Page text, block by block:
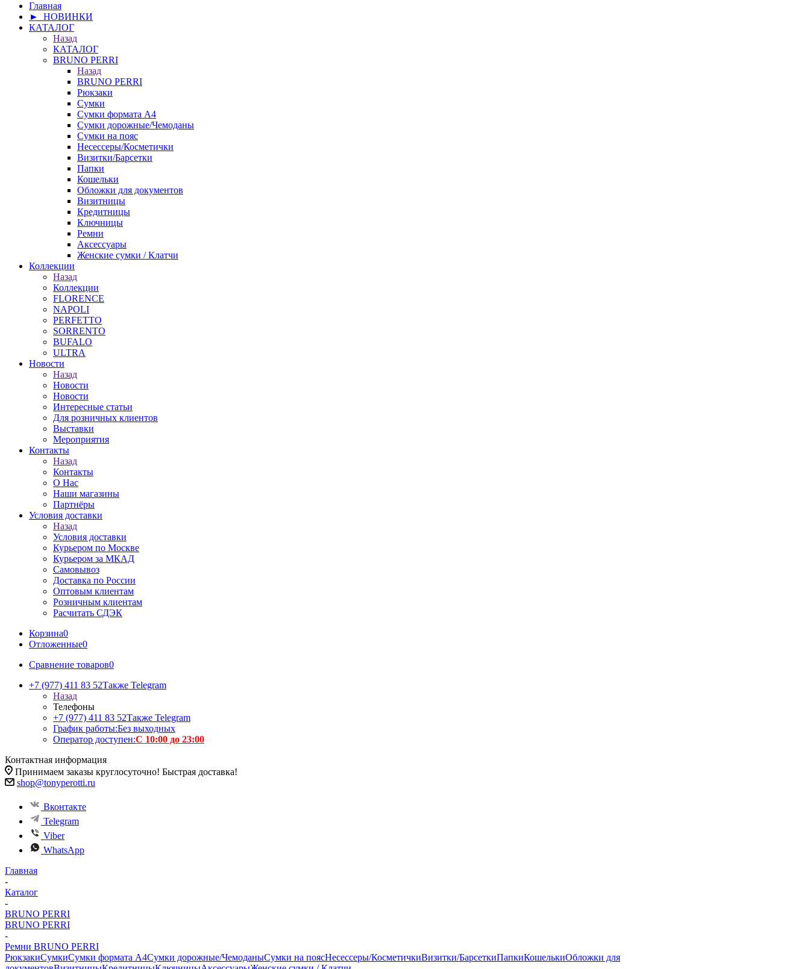
Главная
► НОВИНКИ
КАТАЛОГ
Назад
КАТАЛОГ
BRUNO PERRI
Назад
BRUNO PERRI
Рюкзаки
Сумки
Сумки формата А4
Сумки дорожные/Чемоданы
Сумки на пояс
Несессеры/Косметички
Визитки/Барсетки
Папки
Кошельки
Обложки для документов
Визитницы
Кредитницы
Ключницы
Ремни
Аксессуары
Женские сумки / Клатчи
Коллекции
Назад
Коллекции
FLORENCE
NAPOLI
PERFETTO
SORRENTO
BUFALO
ULTRA
Новости
Назад
Новости
Новости
Интересные статьи
Для розничных клиентов
Выставки
Мероприятия
Контакты
Назад
Контакты
О Нас
Наши магазины
Партнёры
Условия доставки
Назад
Условия доставки
Курьером по Москве
Курьером за МКАД
Самовывоз
Доставка по России
Оптовым клиентам
Розничным клиентам
Расчитать СДЭК
Корзина0
Отложенные0
Сравнение товаров0
+7 (977) 411 83 52Также Telegram
Назад
Телефоны
+7 (977) 411 83 52Также Telegram
График работы:Без выходных
Оператор доступен:С 10:00 до 23:00
Контактная информация
Принимаем заказы круглосуточно! Быстрая доставка!
shop@tonyperotti.ru
Вконтакте
Telegram
Viber
WhatsApp
Главная
-
Каталог
-
BRUNO PERRI
BRUNO PERRI
-
Ремни BRUNO PERRI
РюкзакиСумкиСумки формата А4Сумки дорожные/ЧемоданыСумки на поясНесессеры/КосметичкиВизитки/БарсеткиПапкиКошелькиОбложки для